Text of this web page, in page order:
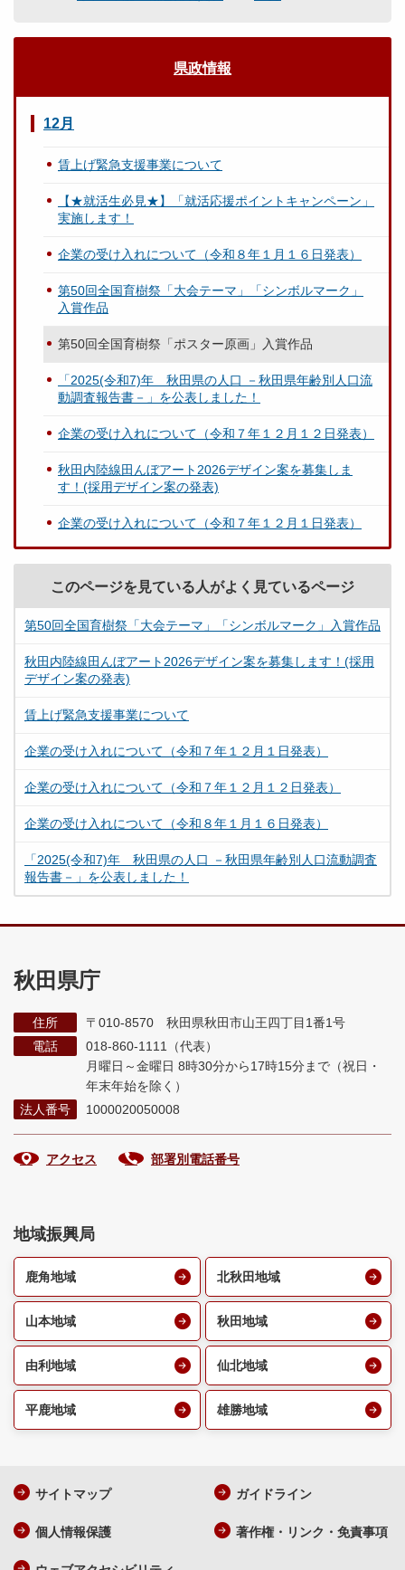
県政情報
12月
賃上げ緊急支援事業について
【★就活生必見★】「就活応援ポイントキャンペーン」
実施します！
企業の受け入れについて（令和８年１月１６日発表）
第50回全国育樹祭「大会テーマ」「シンボルマーク」
入賞作品
第50回全国育樹祭「ポスター原画」入賞作品
「2025(令和7)年 秋田県の人口 －秋田県年齢別人口流
動調査報告書－」を公表しました！
企業の受け入れについて（令和７年１２月１２日発表）
秋田内陸線田んぼアート2026デザイン案を募集しま
す！(採用デザイン案の発表)
企業の受け入れについて（令和７年１２月１日発表）
このページを見ている人がよく見ているページ
第50回全国育樹祭「大会テーマ」「シンボルマーク」入賞作品
秋田内陸線田んぼアート2026デザイン案を募集します！(採用
デザイン案の発表)
賃上げ緊急支援事業について
企業の受け入れについて（令和７年１２月１日発表）
企業の受け入れについて（令和７年１２月１２日発表）
企業の受け入れについて（令和８年１月１６日発表）
「2025(令和7)年 秋田県の人口 －秋田県年齢別人口流動調査
報告書－」を公表しました！
秋田県庁
住所
〒010-8570 秋田県秋田市山王四丁目1番1号
電話
018-860-1111（代表）
月曜日～金曜日 8時30分から17時15分まで （祝日・
年末年始を除く）
法人番号
1000020050008
アクセス 部署別電話番号
地域振興局
鹿角地域 北秋田地域
山本地域 秋田地域
由利地域 仙北地域
平鹿地域 雄勝地域
サイトマップ ガイドライン
個人情報保護 著作権・リンク・免責事項